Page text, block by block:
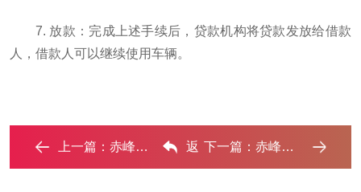
7. 放款：完成上述手续后，贷款机构将贷款发放给借款
人，借款人可以继续使用车辆。
上一篇： 赤峰汽车抵押贷款正规的公司哪家好?‌ 返 下一篇：赤峰押车贷款有哪些问题需要了解清楚? ...‌